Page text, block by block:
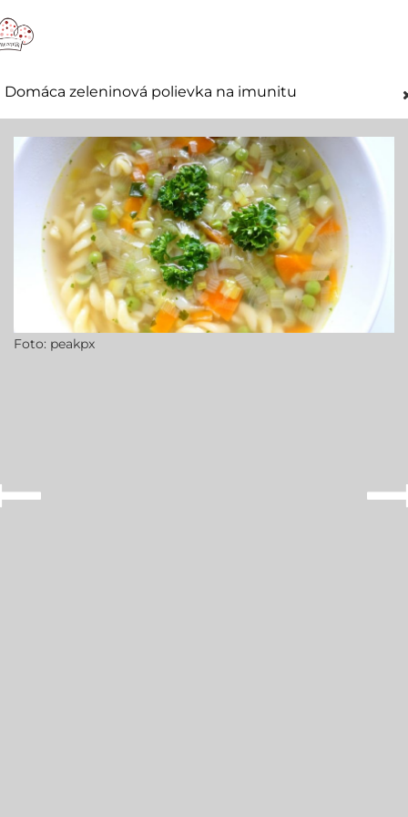
Domáca zeleninová polievka na imunitu
Foto: peakpx